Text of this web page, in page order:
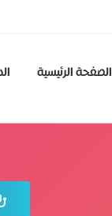
الصفحة الرئيسية